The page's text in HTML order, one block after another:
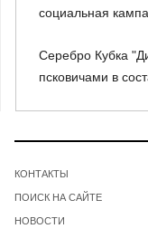
социальная
Серебро Кубка
псковичами в
КОНТАКТЫ
ПОИСК НА САЙТЕ
НОВОСТИ